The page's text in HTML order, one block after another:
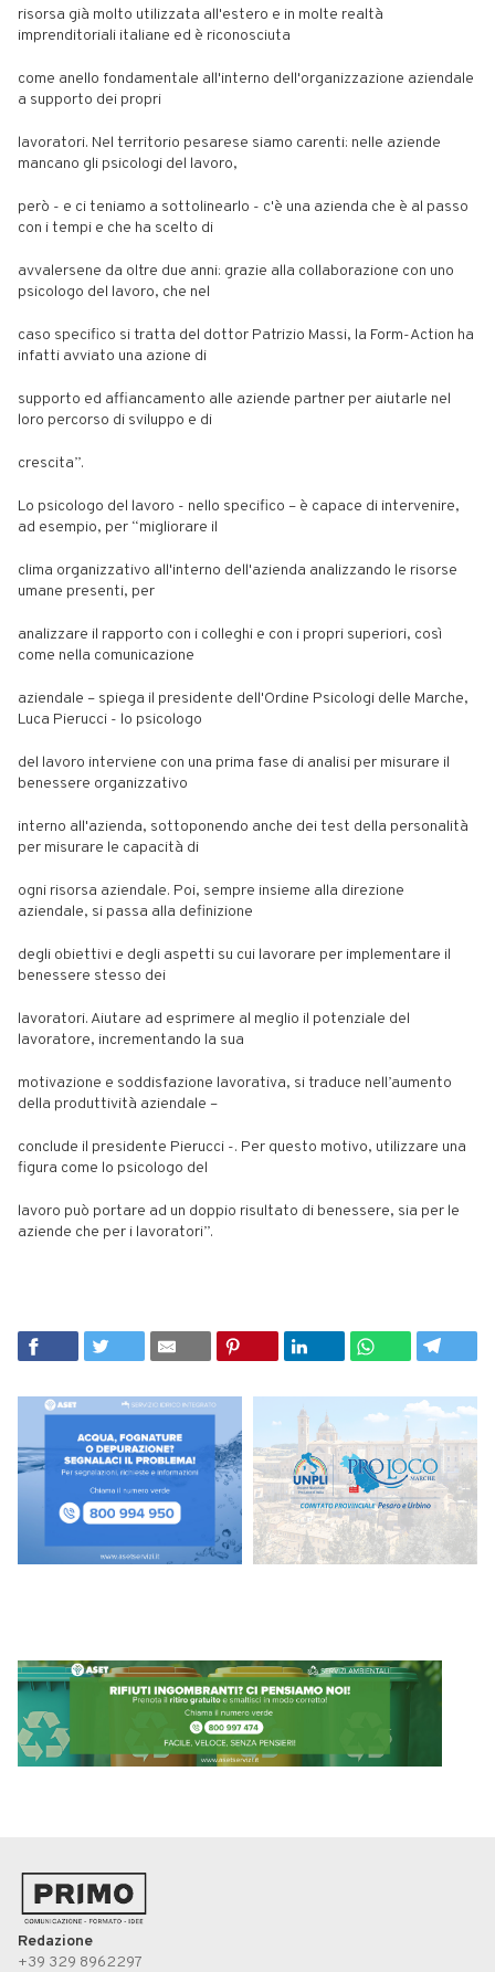
risorsa già molto utilizzata all'estero e in molte realtà
imprenditoriali italiane ed è riconosciuta
come anello fondamentale all'interno dell'organizzazione aziendale
a supporto dei propri
lavoratori. Nel territorio pesarese siamo carenti: nelle aziende
mancano gli psicologi del lavoro,
però - e ci teniamo a sottolinearlo - c'è una azienda che è al passo
con i tempi e che ha scelto di
avvalersene da oltre due anni: grazie alla collaborazione con uno
psicologo del lavoro, che nel
caso specifico si tratta del dottor Patrizio Massi, la Form-Action ha
infatti avviato una azione di
supporto ed affiancamento alle aziende partner per aiutarle nel
loro percorso di sviluppo e di
crescita”.
Lo psicologo del lavoro - nello specifico – è capace di intervenire,
ad esempio, per “migliorare il
clima organizzativo all'interno dell'azienda analizzando le risorse
umane presenti, per
analizzare il rapporto con i colleghi e con i propri superiori, così
come nella comunicazione
aziendale – spiega il presidente dell'Ordine Psicologi delle Marche,
Luca Pierucci - lo psicologo
del lavoro interviene con una prima fase di analisi per misurare il
benessere organizzativo
interno all'azienda, sottoponendo anche dei test della personalità
per misurare le capacità di
ogni risorsa aziendale. Poi, sempre insieme alla direzione
aziendale, si passa alla definizione
degli obiettivi e degli aspetti su cui lavorare per implementare il
benessere stesso dei
lavoratori. Aiutare ad esprimere al meglio il potenziale del
lavoratore, incrementando la sua
motivazione e soddisfazione lavorativa, si traduce nell’aumento
della produttività aziendale –
conclude il presidente Pierucci -. Per questo motivo, utilizzare una
figura come lo psicologo del
lavoro può portare ad un doppio risultato di benessere, sia per le
aziende che per i lavoratori”.
Redazione
+39 329 8962297